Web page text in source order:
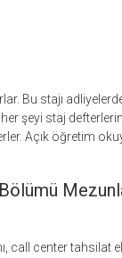
Bu stajı
şeyi staj
Açık öğretim
call center tahsilat